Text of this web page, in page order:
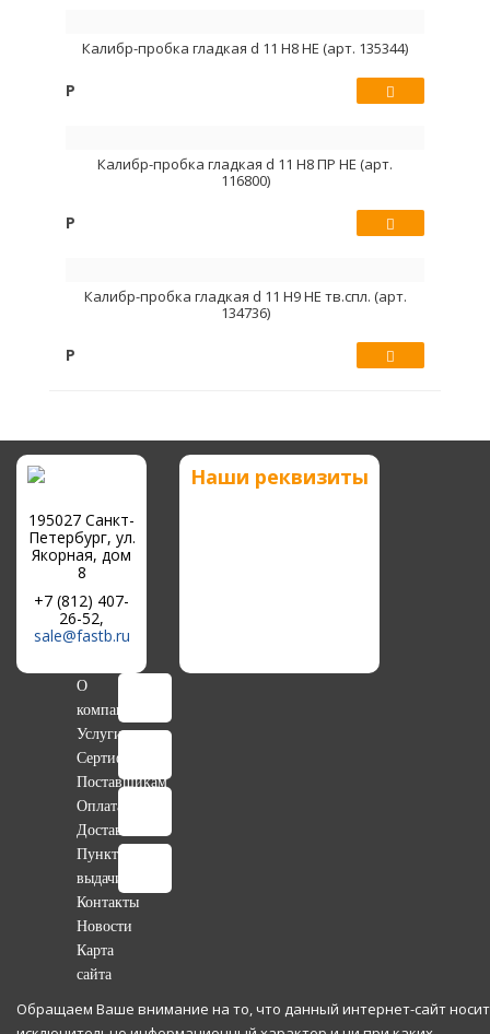
Калибр-пробка гладкая d 11 Н8 НЕ (арт. 135344)
Р
Калибр-пробка гладкая d 11 Н8 ПР НЕ (арт.
116800)
Р
Калибр-пробка гладкая d 11 Н9 НЕ тв.спл. (арт.
134736)
Р
195027 Санкт-
Петербург, ул.
Якорная, дом
8
+7 (812) 407-
26-52,
sale@fastb.ru
Наши реквизиты
О
компании
Услуги
Сертификаты
Поставщикам
Оплата
Доставка
Пункты
выдачи
Контакты
Новости
Карта
сайта
Обращаем Ваше внимание на то, что данный интернет-сайт носит